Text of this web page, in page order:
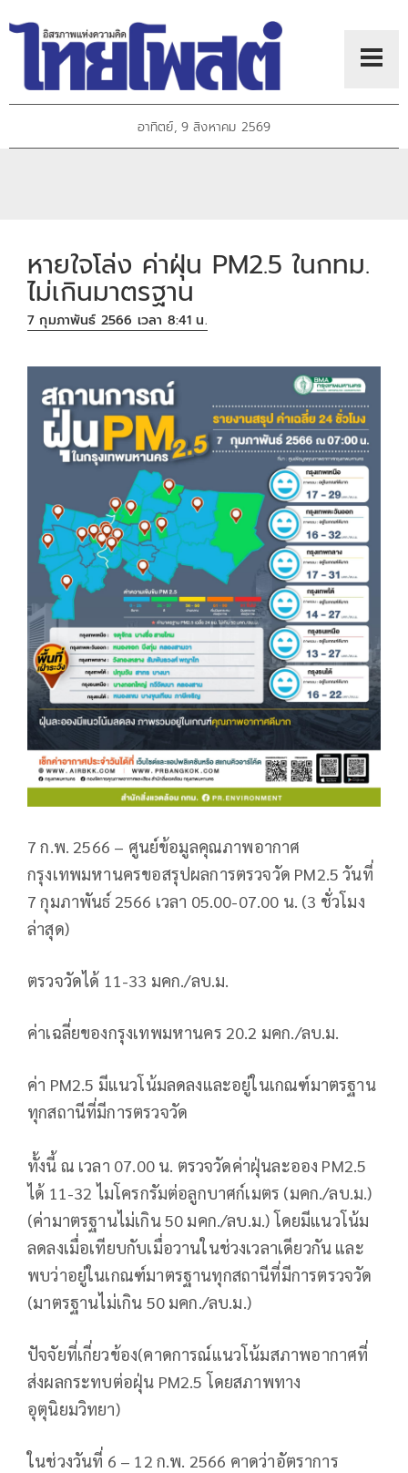
อาทิตย์, 9 สิงหาคม 2569
หายใจโล่ง ค่าฝุ่น PM2.5 ในกทม.
ไม่เกินมาตรฐาน
7 กุมภาพันธ์ 2566 เวลา 8:41 น.
7 ก.พ. 2566 – ศูนย์ข้อมูลคุณภาพอากาศ
กรุงเทพมหานครขอสรุปผลการตรวจวัด PM2.5 วันที่
7 กุมภาพันธ์ 2566 เวลา 05.00-07.00 น. (3 ชั่วโมง
ล่าสุด)
ตรวจวัดได้ 11-33 มคก./ลบ.ม.
ค่าเฉลี่ยของกรุงเทพมหานคร 20.2 มคก./ลบ.ม.
ค่า PM2.5 มีแนวโน้มลดลงและอยู่ในเกณฑ์มาตรฐาน
ทุกสถานีที่มีการตรวจวัด
ทั้งนี้ ณ เวลา 07.00 น. ตรวจวัดค่าฝุ่นละออง PM2.5
ได้ 11-32 ไมโครกรัมต่อลูกบาศก์เมตร (มคก./ลบ.ม.)
(ค่ามาตรฐานไม่เกิน 50 มคก./ลบ.ม.) โดยมีแนวโน้ม
ลดลงเมื่อเทียบกับเมื่อวานในช่วงเวลาเดียวกัน และ
พบว่าอยู่ในเกณฑ์มาตรฐานทุกสถานีที่มีการตรวจวัด
(มาตรฐานไม่เกิน 50 มคก./ลบ.ม.)
ปัจจัยที่เกี่ยวข้อง(คาดการณ์แนวโน้มสภาพอากาศที่
ส่งผลกระทบต่อฝุ่น PM2.5 โดยสภาพทาง
อุตุนิยมวิทยา)
ในช่วงวันที่ 6 – 12 ก.พ. 2566 คาดว่าอัตราการ